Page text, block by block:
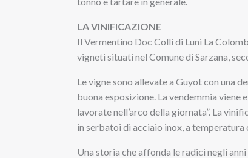
LA VINIFICAZIONE
Il Vermentino Doc Colli di Luni La
vigneti situati nel Comune di Sarzana,
Le vigne sono allevate a Guyot con una
buona esposizione. La vendemmia
lavorate nell’arco della giornata”. La
in serbatoi di acciaio inox, a
Una storia che affonda le radici negli